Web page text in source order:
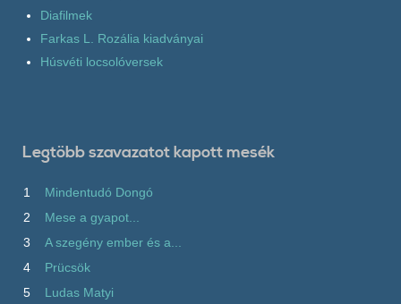
Diafilmek
Farkas L. Rozália kiadványai
Húsvéti locsolóversek
Legtöbb szavazatot kapott mesék
1
Mindentudó Dongó
2
Mese a gyapot...
3
A szegény ember és a...
4
Prücsök
5
Ludas Matyi